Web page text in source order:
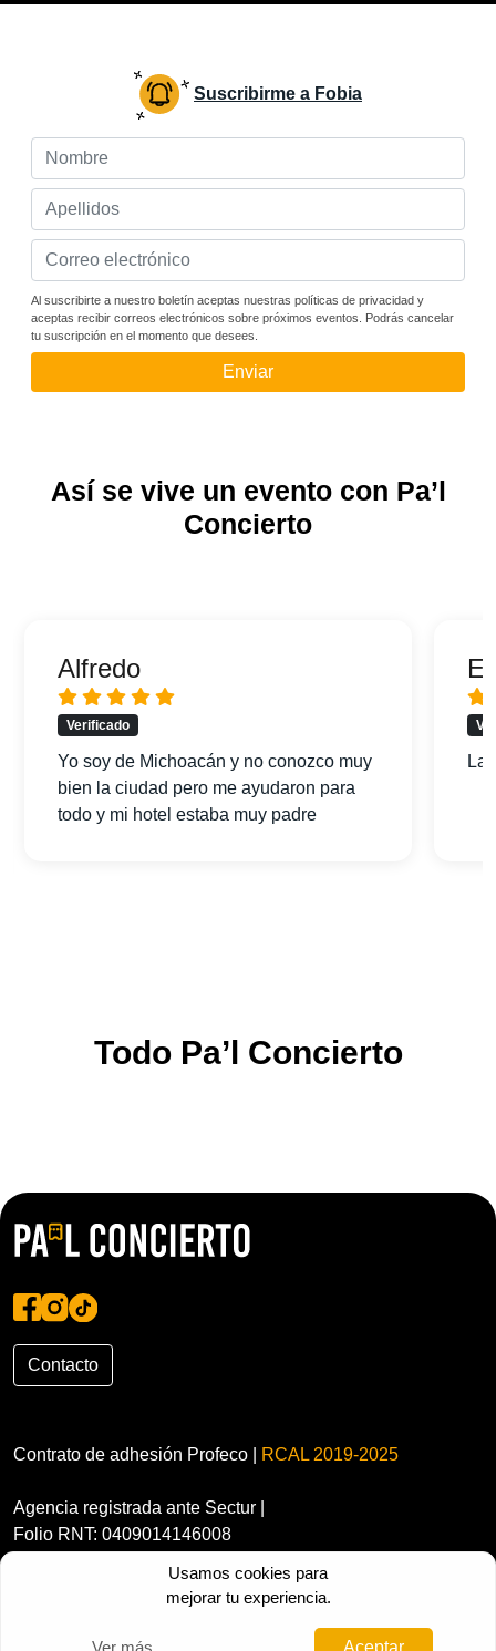
Suscribirme a Fobia
Al suscribirte a nuestro boletín aceptas nuestras políticas de privacidad y
aceptas recibir correos electrónicos sobre próximos eventos. Podrás cancelar
tu suscripción en el momento que desees.
Enviar
Así se vive un evento con Pa’l
Concierto
Alfredo
Verificado
Yo soy de Michoacán y no conozco muy
bien la ciudad pero me ayudaron para
todo y mi hotel estaba muy padre
La
Todo Pa’l Concierto
Contacto
Contrato de adhesión Profeco | RCAL 2019-2025
Agencia registrada ante Sectur |
Folio RNT: 0409014146008
Usamos cookies para
mejorar tu experiencia.
Ver más Aceptar